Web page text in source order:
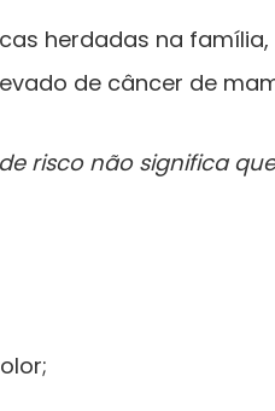
herdadas na
de câncer de
risco não significa